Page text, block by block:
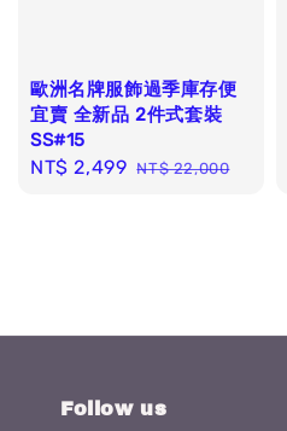
歐洲名牌服飾過季庫存便
宜賣 全新品 2件式套裝
SS#15
Sale
NT$ 2,499 Regular
NT$ 22,000
Follow us